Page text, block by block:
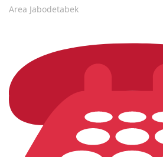
Area Jabodetabek